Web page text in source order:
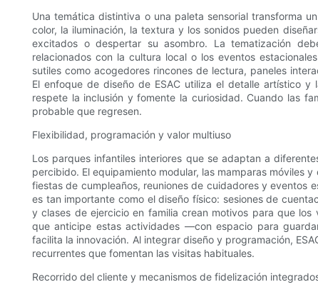
Una temática distintiva o una paleta sensorial transforma
color, la iluminación, la textura y los sonidos pueden
excitados o despertar su asombro. La tematización
relacionados con la cultura local o los eventos
sutiles como acogedores rincones de lectura, paneles
El enfoque de diseño de ESAC utiliza el detalle artístico
respete la inclusión y fomente la curiosidad. Cuando las
probable que regresen.
Flexibilidad, programación y valor multiuso
Los parques infantiles interiores que se adaptan a
percibido. El equipamiento modular, las mamparas móviles
fiestas de cumpleaños, reuniones de cuidadores y eventos
es tan importante como el diseño físico: sesiones de
y clases de ejercicio en familia crean motivos para que
que anticipe estas actividades —con espacio para
facilita la innovación. Al integrar diseño y programación,
recurrentes que fomentan las visitas habituales.
Recorrido del cliente y mecanismos de fidelización